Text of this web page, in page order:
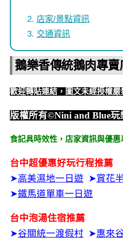
店家/景點資訊
交通資訊
鵝樂香傳統鵝肉專賣
歡迎轉貼連結，圖文未經授權嚴
版權所有©Nini and Blue玩
食記具時效性， 店家資訊與優
台中超優惠好玩行程推薦
➤高美濕地一日遊 ➤賞花
➤鐵馬道單車一日遊
台中泡湯住宿推薦
➤谷關統一渡假村 ➤惠來